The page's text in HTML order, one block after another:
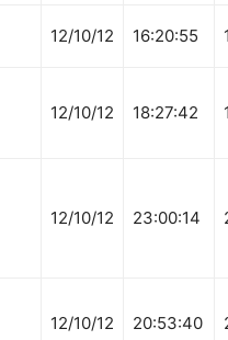
12/10/12 16:20:55
12/10/12 18:27:42
12/10/12 23:00:14
12/10/12 20:53:40